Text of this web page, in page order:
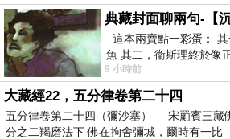
典藏封面聊兩句-【沉
這本兩賣點一彩蛋：
魚 其二，衛斯理終於像
在南極打死北極熊（@《
9 小時前
大藏經22，五分律卷第二十四
五分律卷第二十四（彌沙塞） 宋罽賓三藏
分之二羯磨法下 佛在拘舍彌城，爾時有一比